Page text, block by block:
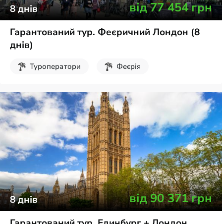
8днів від77 454грн
Гарантований тур. Феєричний Лондон (8
днів)
Туроператори Феєрія
8днів від90 371грн